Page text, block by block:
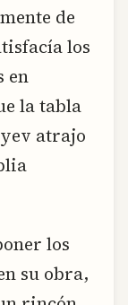
de
los
en
la tabla
atrajo
los
su obra,